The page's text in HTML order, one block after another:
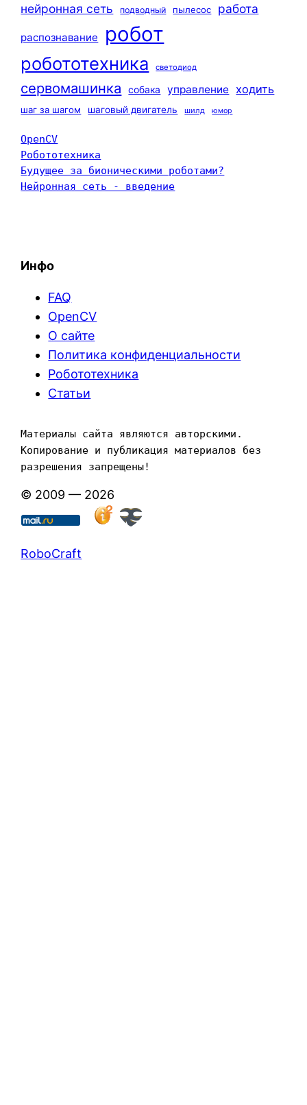
нейронная сеть подводный пылесос работа
распознавание робот
робототехника светодиод
сервомашинка собака управление ходить
шаг за шагом шаговый двигатель шилд юмор
OpenCV
Робототехника
Будущее за бионическими роботами?
Нейронная сеть - введение
Инфо
FAQ
OpenCV
О сайте
Политика конфиденциальности
Робототехника
Статьи
Материалы сайта являются авторскими.
Копирование и публикация материалов без
разрешения запрещены!
© 2009 — 2026
RoboCraft